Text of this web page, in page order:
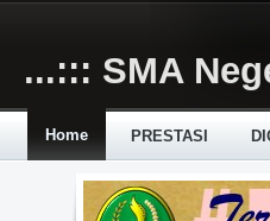
...::: SMA
Home PRESTASI